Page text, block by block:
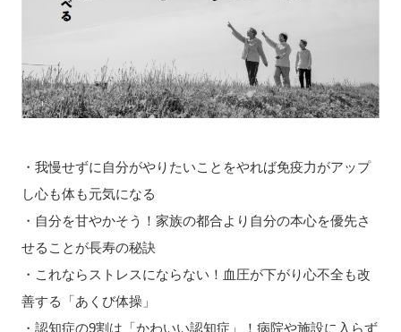
・我慢せずに自分がやりたいことをやれば免疫力がアップ
し心も体も元気になる
・自分を甘やかそう！家族の都合より自分の本心を優先さ
せることが長寿の秘訣
・これならストレスにならない！血圧が下がり心不全も改
善する「あくび体操」
・認知症の9割は「かわいい認知症」！病院や施設に入らず